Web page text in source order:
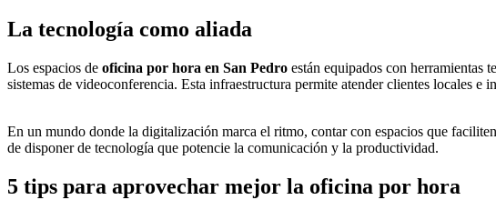
La tecnología como aliada
Los espacios de oficina por hora en San Pedro están equipados con herramientas
sistemas de videoconferencia. Esta infraestructura permite atender clientes locales e
En un mundo donde la digitalización marca el ritmo, contar con espacios que
de disponer de tecnología que potencie la comunicación y la productividad.
5 tips para aprovechar mejor la oficina por hora